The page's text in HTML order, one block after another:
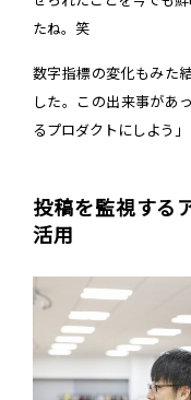
たね。笑
数字指標の変化もみた
した。この出来事があ
るプロダクトにしよう
投稿を監視する
活用